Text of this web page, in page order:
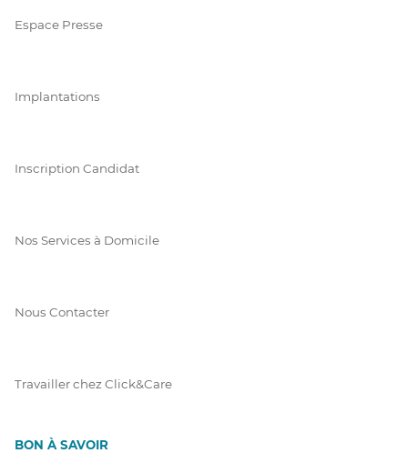
Espace Presse
Implantations
Inscription Candidat
Nos Services à Domicile
Nous Contacter
Travailler chez Click&Care
BON À SAVOIR